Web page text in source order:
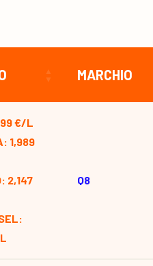
MARCHIO
€/L
1,989
2,147
Q8